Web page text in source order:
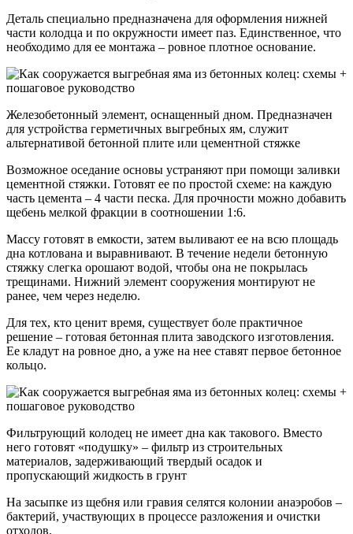
Деталь специально предназначена для оформления нижней
части колодца и по окружности имеет паз. Единственное, что
необходимо для ее монтажа – ровное плотное основание.
Железобетонный элемент, оснащенный дном. Предназначен
для устройства герметичных выгребных ям, служит
альтернативой бетонной плите или цементной стяжке
Возможное оседание основы устраняют при помощи заливки
цементной стяжки. Готовят ее по простой схеме: на каждую
часть цемента – 4 части песка. Для прочности можно добавить
щебень мелкой фракции в соотношении 1:6.
Массу готовят в емкости, затем выливают ее на всю площадь
дна котлована и выравнивают. В течение недели бетонную
стяжку слегка орошают водой, чтобы она не покрылась
трещинами. Нижний элемент сооружения монтируют не
ранее, чем через неделю.
Для тех, кто ценит время, существует боле практичное
решение – готовая бетонная плита заводского изготовления.
Ее кладут на ровное дно, а уже на нее ставят первое бетонное
кольцо.
Фильтрующий колодец не имеет дна как такового. Вместо
него готовят «подушку» – фильтр из строительных
материалов, задерживающий твердый осадок и
пропускающий жидкость в грунт
На засыпке из щебня или гравия селятся колонии анаэробов –
бактерий, участвующих в процессе разложения и очистки
отходов.